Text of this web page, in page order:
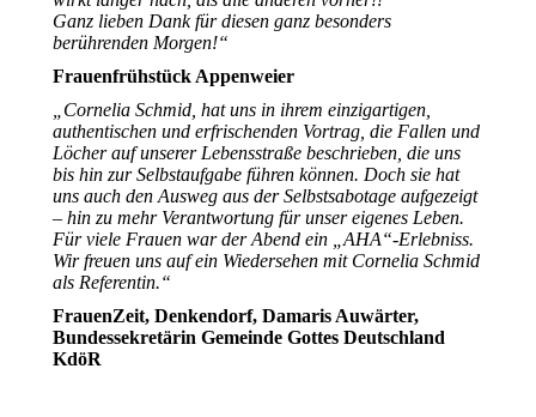
Ganz lieben Dank für diesen ganz besonders
berührenden Morgen!“
Frauenfrühstück Appenweier
„Cornelia Schmid, hat uns in ihrem einzigartigen,
authentischen und erfrischenden Vortrag, die Fallen und
Löcher auf unserer Lebensstraße beschrieben, die uns
bis hin zur Selbstaufgabe führen können. Doch sie hat
uns auch den Ausweg aus der Selbstsabotage aufgezeigt
– hin zu mehr Verantwortung für unser eigenes Leben.
Für viele Frauen war der Abend ein „AHA“-Erlebniss.
Wir freuen uns auf ein Wiedersehen mit Cornelia Schmid
als Referentin.“
FrauenZeit, Denkendorf, Damaris Auwärter,
Bundessekretärin Gemeinde Gottes Deutschland
KdöR